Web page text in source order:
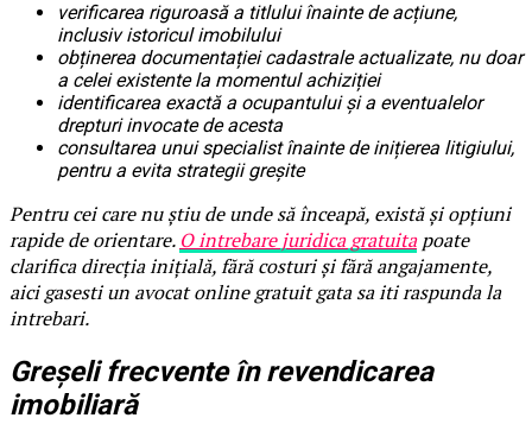
verificarea riguroasă a titlului înainte de acțiune,
inclusiv istoricul imobilului
obținerea documentației cadastrale actualizate, nu doar
a celei existente la momentul achiziției
identificarea exactă a ocupantului și a eventualelor
drepturi invocate de acesta
consultarea unui specialist înainte de inițierea litigiului,
pentru a evita strategii greșite
Pentru cei care nu știu de unde să înceapă, există și opțiuni
rapide de orientare. O intrebare juridica gratuitapoate
clarifica direcția inițială, fără costuri și fără angajamente,
aici gasesti un avocat online gratuit gata sa iti raspunda la
intrebari.
Greșeli frecvente în revendicarea
imobiliară